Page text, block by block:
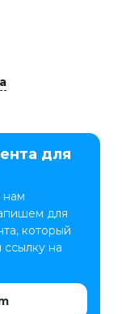
для
нам
для
который
на